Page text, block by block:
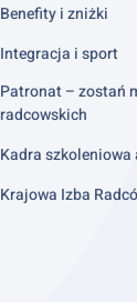
Benefity i zniżki
Integracja i sport
Patronat – zostań
radcowskich
Kadra
Krajowa Izba